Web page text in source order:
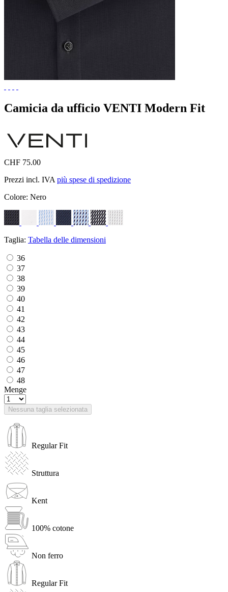
Camicia da ufficio VENTI Modern Fit
CHF 75.00
Prezzi incl. IVA più spese di spedizione
Colore: Nero
Taglia: Tabella delle dimensioni
36
37
38
39
40
41
42
43
44
45
46
47
48
Menge
Nessuna taglia selezionata
Regular Fit
Struttura
Kent
100% cotone
Non ferro
Regular Fit